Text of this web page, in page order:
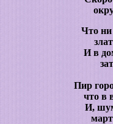
Что ни
И в
Пир
что в
И,